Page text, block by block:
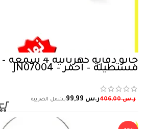
مستطيلة – أحمر – JN07004
ر.س406,00 ر.س